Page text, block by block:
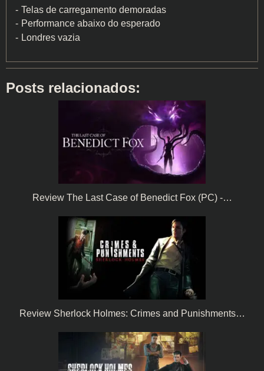
Telas de carregamento demoradas
Performance abaixo do esperado
Londres vazia
Posts relacionados:
Review The Last Case of Benedict Fox (PC) -…
Review Sherlock Holmes: Crimes and Punishments…